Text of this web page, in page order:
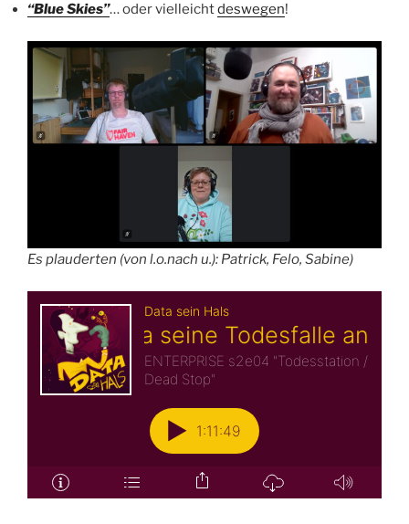
“Blue Skies”… oder vielleichtdeswegen!
Es plauderten (von l.o.nach u.): Patrick, Felo, Sabine)